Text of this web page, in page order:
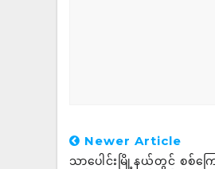
Newer Article
သာပေါင်းမြို့နယ်တွင် စစ်ကြေ